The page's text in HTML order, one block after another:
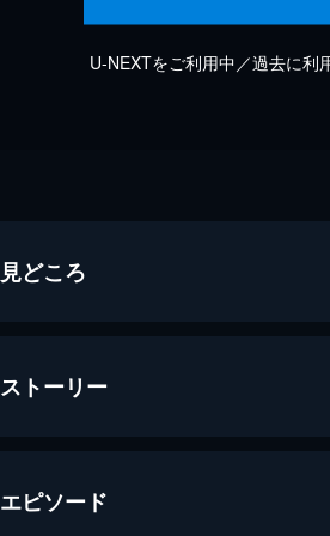
U-NEXTをご利用中／過去に利
見どころ
ストーリー
エピソード